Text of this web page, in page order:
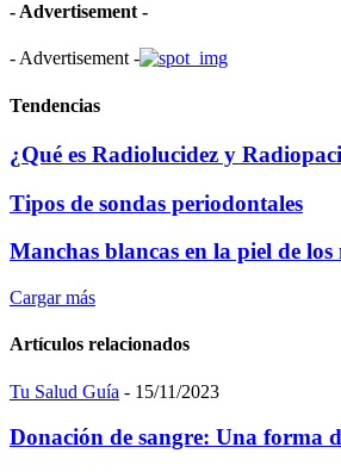
- Advertisement -
- Advertisement -
Tendencias
¿Qué es Radiolucidez y
Tipos de sondas periodontales
Manchas blancas en la piel de los
Cargar más
Artículos relacionados
Tu Salud Guía - 15/11/2023
Donación de sangre: Una forma